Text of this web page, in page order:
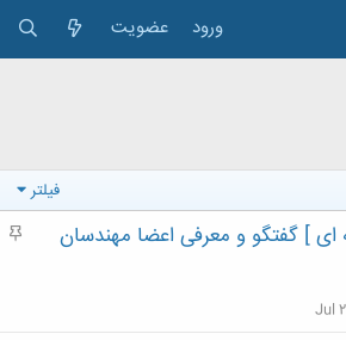
ورود عضویت
فیلتر
م
] گفتگو و معرفی اعضا مهندسان
Jul